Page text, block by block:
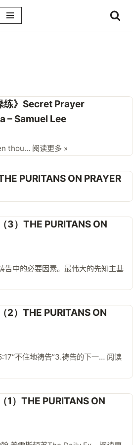
练》Secret Prayer
– Samuel Lee
thou… 阅读更多 »
PURITANS ON PRAYER
3）THE PURITANS ON
告中的必要因素。最伟大的先知主基
2）THE PURITANS ON
不住地祷告”3.祷告的下一… 阅读
1）THE PURITANS ON